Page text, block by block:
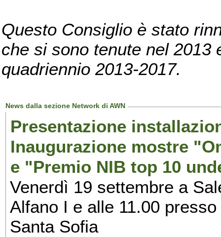
Questo Consiglio è stato
che si sono tenute nel 2013
quadriennio 2013-2017.
News dalla sezione Network di AWN
Presentazione
Inaugurazione mostre
e "Premio NIB top 10
Venerdì 19 settembre a
Alfano I e alle 11.00
Santa Sofia